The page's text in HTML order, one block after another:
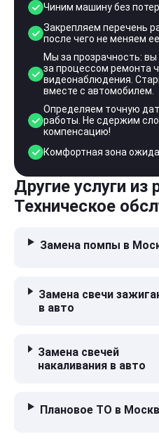
Чиним машину без
Закрепляем перечень
после чего не меняем ее
Мы за прозрачность:
за процессом ремонта
видеонаблюдения.
вместе с автомобилем.
Определяем точную
работы. Не сдержим
компенсацию!
Комфортная зона
Другие услуги из
Техническое
Замена помпы в
Замена свечи
в авто
Замена свечей
накаливания в авто
Плановое ТО в